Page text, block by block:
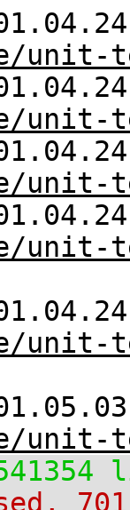
unit-
unit-
unit-
unit-